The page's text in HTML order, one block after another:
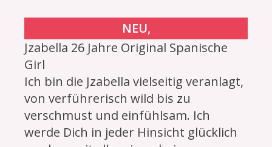
NEU,
Jzabella 26 Jahre Original Spanische
Girl
Ich bin die Jzabella vielseitig veranlagt,
von verführerisch wild bis zu
verschmust und einfühlsam. Ich
werde Dich in jeder Hinsicht glücklich